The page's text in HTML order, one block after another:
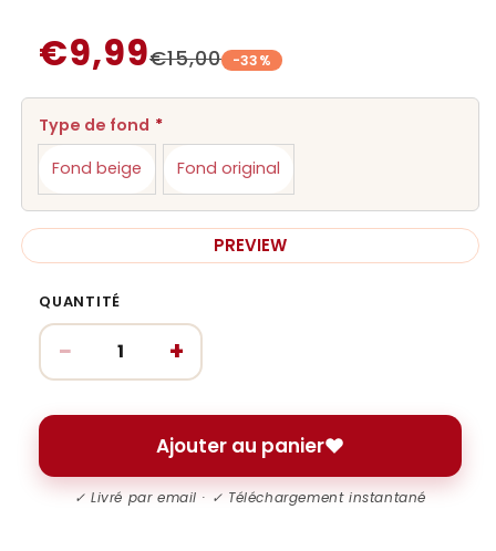
€9,99€15,00 -33%
Type de fond *
Fond beige
Fond original
PREVIEW
QUANTITÉ
− +
Ajouter au panier
✓ Livré par email · ✓ Téléchargement instantané